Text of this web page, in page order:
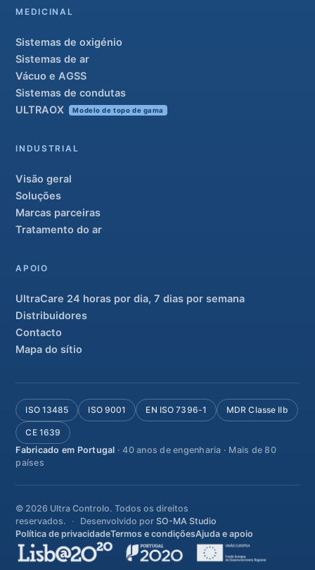
MEDICINAL
Sistemas de oxigénio
Sistemas de ar
Vácuo e AGSS
Sistemas de condutas
ULTRAOX
Modelo de topo de gama
INDUSTRIAL
Visão geral
Soluções
Marcas parceiras
Tratamento do ar
APOIO
UltraCare 24 horas por dia, 7 dias por semana
Distribuidores
Contacto
Mapa do sítio
ISO 13485 ISO 9001 EN ISO 7396-1 MDR Classe IIb
CE 1639
Fabricado em Portugal · 40 anos de engenharia · Mais de 80
países
© 2026 Ultra Controlo. Todos os direitos
reservados.
Desenvolvido porSO-MA Studio
Política de privacidadeTermos e condiçõesAjuda e apoio